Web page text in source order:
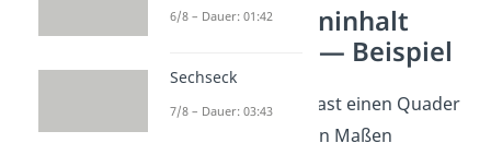
Oberflächeninhalt
berechnen — Beispiel
Stell dir vor du, hast einen Quader
mit den folgenden Maßen
6/8 – Dauer: 01:42
Sechseck
7/8 – Dauer: 03:43